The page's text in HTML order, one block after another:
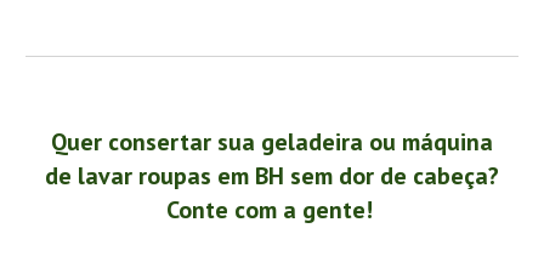
Quer consertar sua geladeira ou máquina
de lavar roupas em BH sem dor de cabeça?
Conte com a gente!